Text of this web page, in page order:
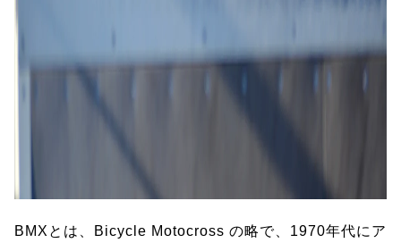
BMXとは、Bicycle Motocross の略で、1970年代にア